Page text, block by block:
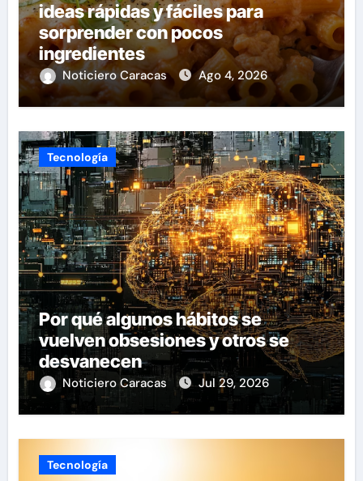
ideas rápidas y fáciles para
sorprender con pocos
ingredientes
Noticiero Caracas Ago 4, 2026
Tecnología
Por qué algunos hábitos se
vuelven obsesiones y otros se
desvanecen
Noticiero Caracas Jul 29, 2026
Tecnología